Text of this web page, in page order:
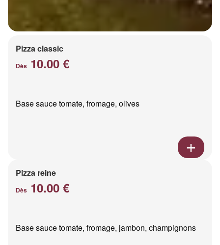
Pizza classic
Dès 10.00 €
Base sauce tomate, fromage, olives
Pizza reine
Dès 10.00 €
Base sauce tomate, fromage, jambon, champignons